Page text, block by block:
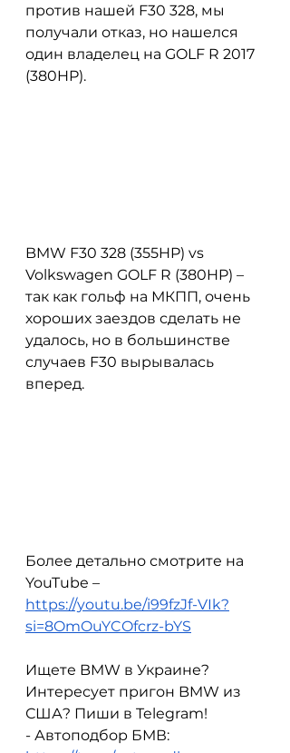
против нашей F30 328, мы
получали отказ, но нашелся
один владелец на GOLF R 2017
(380HP).
BMW F30 328 (355HP) vs
Volkswagen GOLF R (380HP) –
так как гольф на МКПП, очень
хороших заездов сделать не
удалось, но в большинстве
случаев F30 вырывалась
вперед.
Более детально смотрите на
YouTube –
https://youtu.be/i99fzJf-VIk?
si=8OmOuYCOfcrz-bYS
Ищете BMW в Украине?
Интересует пригон BMW из
США? Пиши в Telegram!
- Автоподбор БМВ: